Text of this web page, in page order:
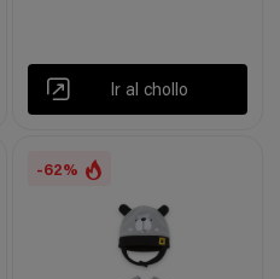
Ir al chollo
-62%